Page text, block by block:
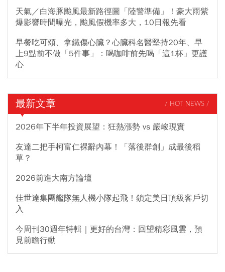
天氣／白海豚颱風最新路徑圖「陸警準備」！豪大雨紫
爆影響時間曝光，颱風假機率多大，10日報先看
早餐吃可頌、拿鐵傷心臟？心臟科名醫堅持20年、早
上9點前不做「5件事」：喝咖啡前先喝「這1杯」更護
心
最新文章 / HOT NEWS /
2026年下半年投資展望：狂熱漲勢 vs 嚴峻現實
友達二把手柯富仁裸辭內幕！「落後群創」成最後稻
草？
2026前進大南方論壇
佳世達集團艦隊無人機小隊起飛！鎖定美日頂級客戶切
入
今周刊30週年特輯｜更好的台灣：回望精彩風雲，預
見前瞻行動